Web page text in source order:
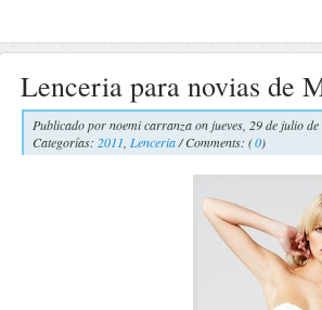
Lenceria para novias de
Publicado pornoemi carranzaon jueves, 29 de julio
Categorías: 2011 Lenceria/ Comments: (0)